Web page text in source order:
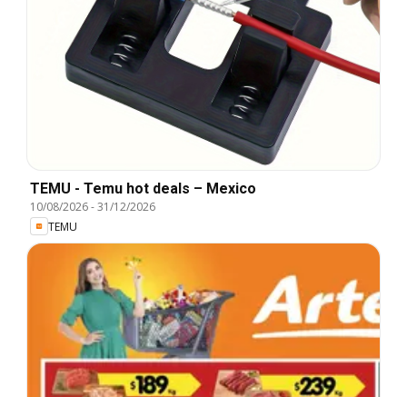
TEMU - Temu hot deals – Mexico
10/08/2026-31/12/2026
TEMU